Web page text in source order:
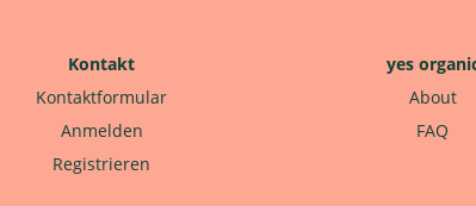
Kontakt
Kontaktformular
Anmelden
Registrieren
yes
About
FAQ